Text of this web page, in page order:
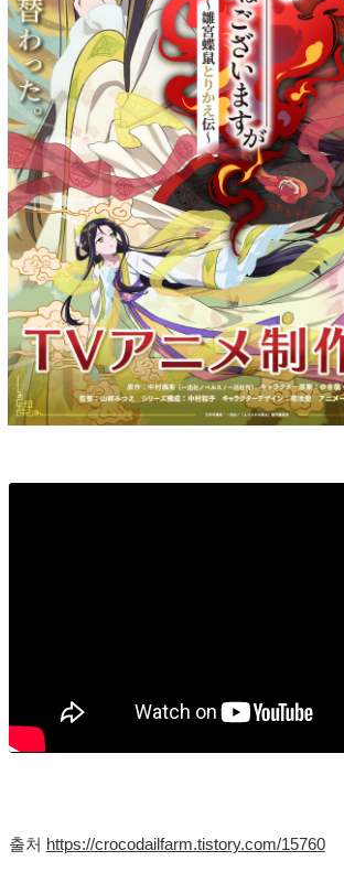
출처 https://crocodailfarm.tistory.com/15760